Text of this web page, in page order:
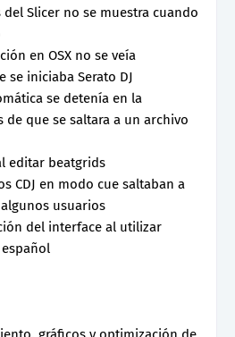
Slicer no se muestra cuando
en OSX no se veía
se iniciaba Serato DJ
se detenía en la
que se saltara a un archivo
editar beatgrids
CDJ en modo cue saltaban a
usuarios
del interface al utilizar
español